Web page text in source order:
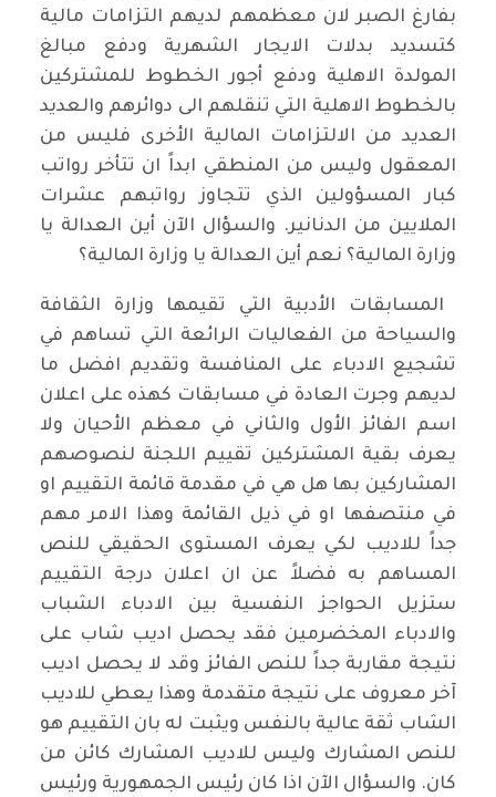
بفارغ الصبر لان معظمهم لديهم التزامات مالية
كتسديد بدلات الايجار الشهرية ودفع مبالغ
المولدة الاهلية ودفع أجور الخطوط للمشتركين
بالخطوط الاهلية التي تنقلهم الى دوائرهم والعديد
العديد من الالتزامات المالية الأخرى فليس من
المعقول وليس من المنطقي ابداً ان تتأخر رواتب
كبار المسؤولين الذي تتجاوز رواتبهم عشرات
الملايين من الدنانير. والسؤال الآن أين العدالة يا
وزارة المالية؟ نعم أين العدالة يا وزارة المالية؟
 المسابقات الأدبية التي تقيمها وزارة الثقافة
والسياحة من الفعاليات الرائعة التي تساهم في
تشجيع الادباء على المنافسة وتقديم افضل ما
لديهم وجرت العادة في مسابقات كهذه على اعلان
اسم الفائز الأول والثاني في معظم الأحيان ولا
يعرف بقية المشتركين تقييم اللجنة لنصوصهم
المشاركين بها هل هي في مقدمة قائمة التقييم او
في منتصفها او في ذيل القائمة وهذا الامر مهم
جداً للاديب لكي يعرف المستوى الحقيقي للنص
المساهم به فضلاً عن ان اعلان درجة التقييم
ستزيل الحواجز النفسية بين الادباء الشباب
والادباء المخضرمين فقد يحصل اديب شاب على
نتيجة مقاربة جداً للنص الفائز وقد لا يحصل اديب
آخر معروف على نتيجة متقدمة وهذا يعطي للاديب
الشاب ثقة عالية بالنفس ويثبت له بان التقييم هو
للنص المشارك وليس للاديب المشارك كائن من
كان. والسؤال الآن اذا كان رئيس الجمهورية ورئيس